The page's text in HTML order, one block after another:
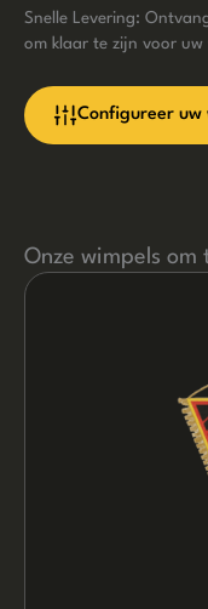
Snelle Levering:
om klaar te zijn voor uw
Configureer uw
Onze wimpels om